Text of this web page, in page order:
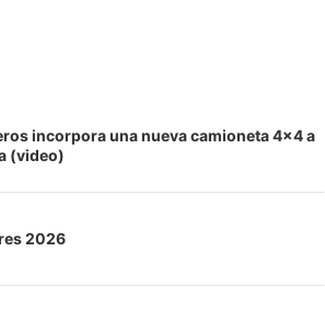
incorpora una nueva camioneta 4×4 a
(video)
2026